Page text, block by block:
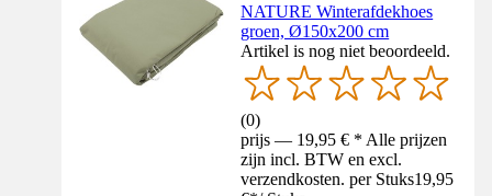
NATURE Winterafdekhoes
groen, Ø150x200 cm
Artikel is nog niet beoordeeld.
(0)
prijs — 19,95 € * Alle prijzen
zijn incl. BTW en excl.
verzendkosten. per Stuks19,95